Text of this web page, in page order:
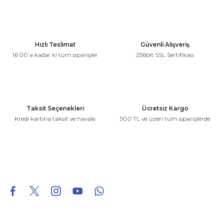
Hızlı Teslimat
16:00’a kadar ki tüm siparişler
Güvenli Alışveriş
256bit SSL Sertifikası
Taksit Seçenekleri
Kredi kartına taksit ve havale
Ücretsiz Kargo
500 TL ve üzeri tüm siparişlerde